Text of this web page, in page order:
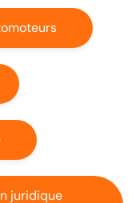
juridique